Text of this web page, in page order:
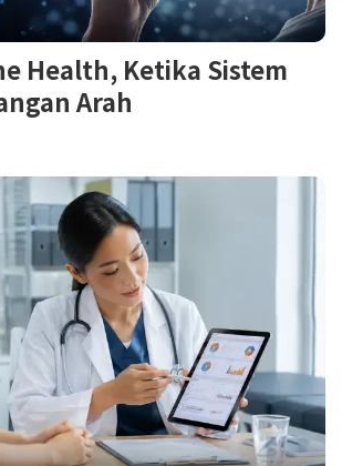
Health, Ketika Sistem
Arah